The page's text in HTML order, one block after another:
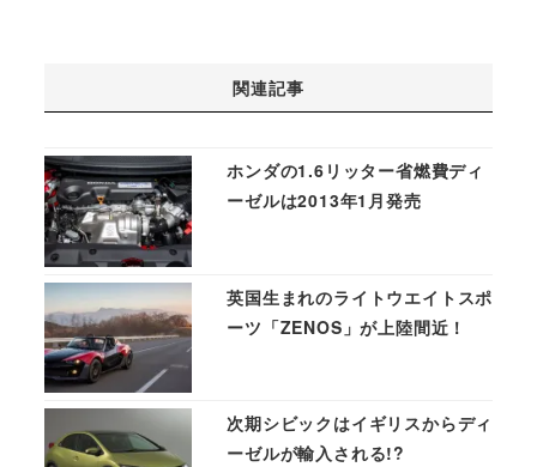
関連記事
ホンダの1.6リッター省燃費ディ
ーゼルは2013年1月発売
英国生まれのライトウエイトスポ
ーツ「ZENOS」が上陸間近！
次期シビックはイギリスからディ
ーゼルが輸入される!?